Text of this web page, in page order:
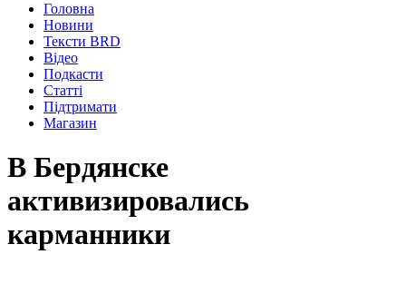
Головна
Новини
Тексти BRD
Відео
Подкасти
Статті
Підтримати
Магазин
В Бердянске
активизировались
карманники